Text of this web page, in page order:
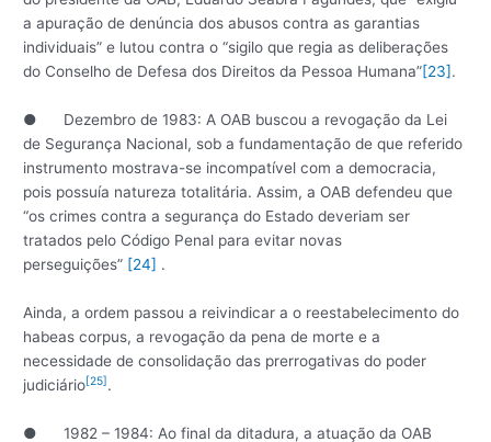
a apuração de denúncia dos abusos contra as garantias
individuais” e lutou contra o “sigilo que regia as deliberações
do Conselho de Defesa dos Direitos da Pessoa Humana”[23].
● Dezembro de 1983: A OAB buscou a revogação da Lei
de Segurança Nacional, sob a fundamentação de que referido
instrumento mostrava-se incompatível com a democracia,
pois possuía natureza totalitária. Assim, a OAB defendeu que
“os crimes contra a segurança do Estado deveriam ser
tratados pelo Código Penal para evitar novas
perseguições” [24] .
Ainda, a ordem passou a reivindicar a o reestabelecimento do
habeas corpus, a revogação da pena de morte e a
necessidade de consolidação das prerrogativas do poder
judiciário[25].
● 1982 – 1984: Ao final da ditadura, a atuação da OAB